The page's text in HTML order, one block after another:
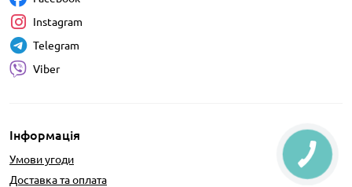
Інформація
Умови угоди
Доставка та оплата
Instagram
Telegram
Viber